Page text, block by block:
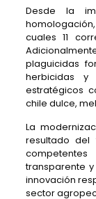
Desde la
cuales 11
plaguicidas
herbicidas y
estratégicos
chile dulce,
La
resultado del
transparente
innovación
sector